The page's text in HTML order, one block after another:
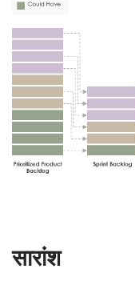
सारांश